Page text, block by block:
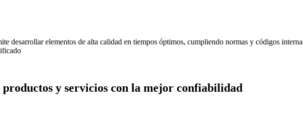
desarrollar elementos de alta calidad en tiempos óptimos, cumpliendo normas y códigos
productos y servicios con la mejor confiabilidad